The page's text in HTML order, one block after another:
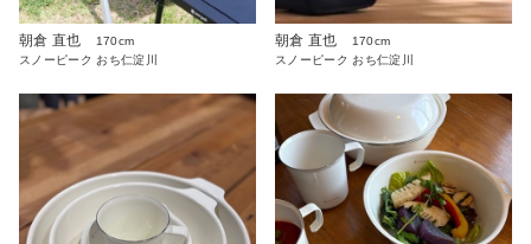
朝倉 直也
170cm
スノーピーク おち仁淀川
朝倉 直也
170cm
スノーピーク おち仁淀川